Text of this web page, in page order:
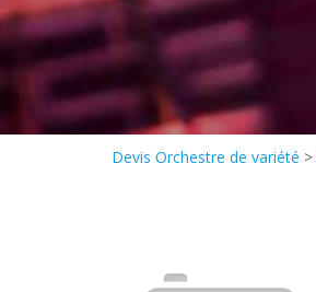
Devis Orchestre de variété >